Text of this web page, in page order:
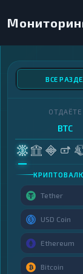
ВСЕ
ОТДАЁТЕ
BTC
Tether
USD Coin
Ethereum
Bitcoin